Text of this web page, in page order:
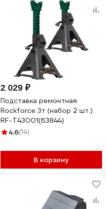
2 029 ₽
Подставка ремонтная
Rockforce 3т (набор 2 шт.)
RF-T43001(63844)
4.6(14)
В корзину